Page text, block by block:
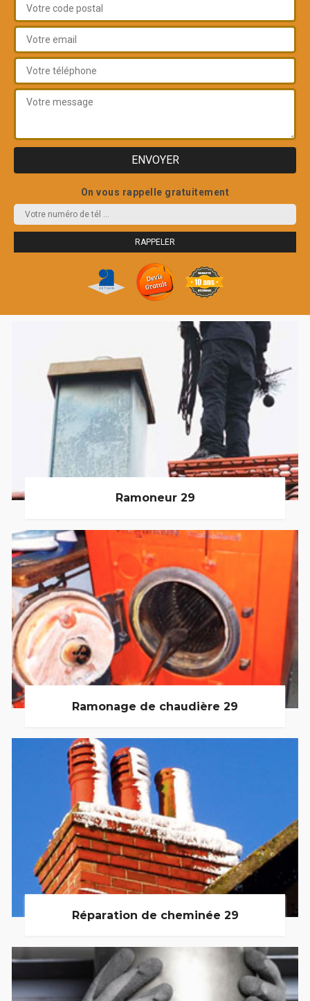
On vous rappelle gratuitement
Ramoneur 29
Ramonage de chaudière 29
Réparation de cheminée 29